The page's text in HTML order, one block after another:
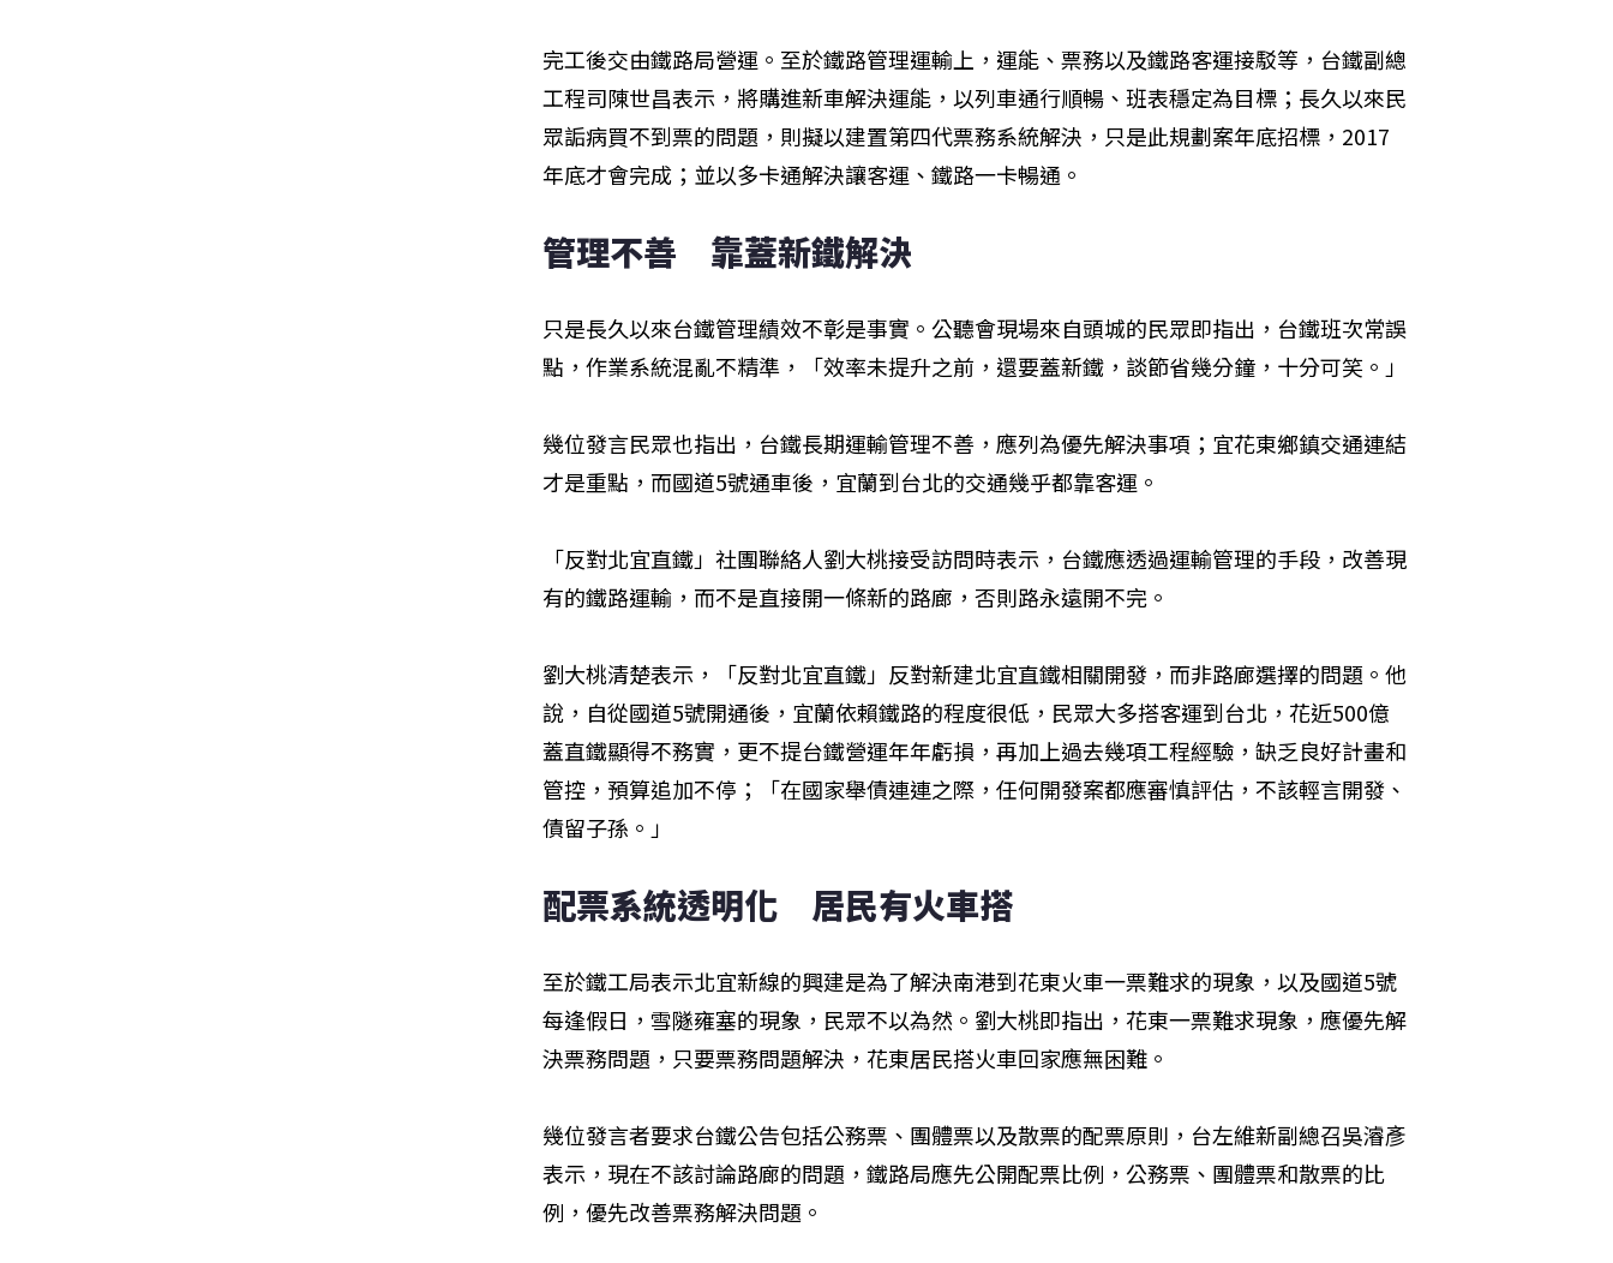
完工後交由鐵路局營運。至於鐵路管理運輸上，運能、票務以及鐵路客運接駁等，台鐵副總
工程司陳世昌表示，將購進新車解決運能，以列車通行順暢、班表穩定為目標；長久以來民
眾詬病買不到票的問題，則擬以建置第四代票務系統解決，只是此規劃案年底招標，2017
年底才會完成；並以多卡通解決讓客運、鐵路一卡暢通。
管理不善　靠蓋新鐵解決
只是長久以來台鐵管理績效不彰是事實。公聽會現場來自頭城的民眾即指出，台鐵班次常誤
點，作業系統混亂不精準，「效率未提升之前，還要蓋新鐵，談節省幾分鐘，十分可笑。」
幾位發言民眾也指出，台鐵長期運輸管理不善，應列為優先解決事項；宜花東鄉鎮交通連結
才是重點，而國道5號通車後，宜蘭到台北的交通幾乎都靠客運。
「反對北宜直鐵」社團聯絡人劉大桃接受訪問時表示，台鐵應透過運輸管理的手段，改善現
有的鐵路運輸，而不是直接開一條新的路廊，否則路永遠開不完。
劉大桃清楚表示，「反對北宜直鐵」反對新建北宜直鐵相關開發，而非路廊選擇的問題。他
說，自從國道5號開通後，宜蘭依賴鐵路的程度很低，民眾大多搭客運到台北，花近500億
蓋直鐵顯得不務實，更不提台鐵營運年年虧損，再加上過去幾項工程經驗，缺乏良好計畫和
管控，預算追加不停；「在國家舉債連連之際，任何開發案都應審慎評估，不該輕言開發、
債留子孫。」
配票系統透明化　居民有火車搭
至於鐵工局表示北宜新線的興建是為了解決南港到花東火車一票難求的現象，以及國道5號
每逢假日，雪隧雍塞的現象，民眾不以為然。劉大桃即指出，花東一票難求現象，應優先解
決票務問題，只要票務問題解決，花東居民搭火車回家應無困難。
幾位發言者要求台鐵公告包括公務票、團體票以及散票的配票原則，台左維新副總召吳濬彥
表示，現在不該討論路廊的問題，鐵路局應先公開配票比例，公務票、團體票和散票的比
例，優先改善票務解決問題。